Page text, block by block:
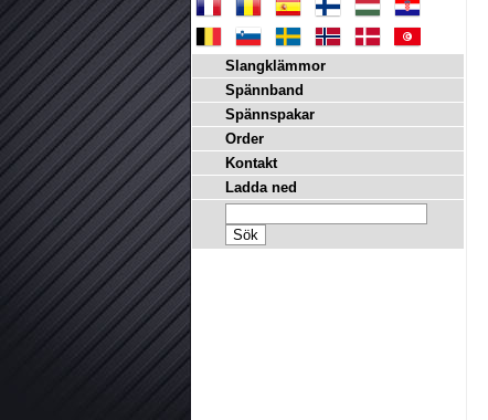
Slangklämmor
Spännband
Spännspakar
Order
Kontakt
Ladda ned